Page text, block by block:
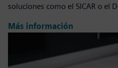
soluciones como el SICAR o el
Más información